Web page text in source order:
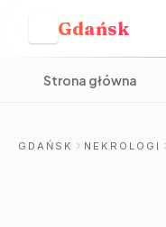
Gdańsk
Strona główna
GDAŃSK NEKROLOGI